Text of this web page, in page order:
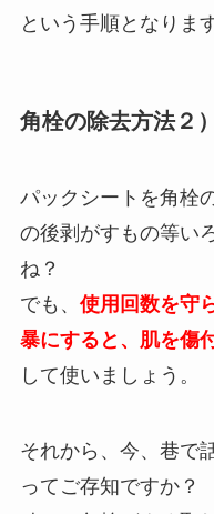
という手順となります
角栓の除去方法２
パックシートを角栓
の後剥がすもの等い
ね？
でも、 使用回数を守
暴にすると、肌を傷
して使いましょう。
それから、今、巷で
ってご存知ですか？